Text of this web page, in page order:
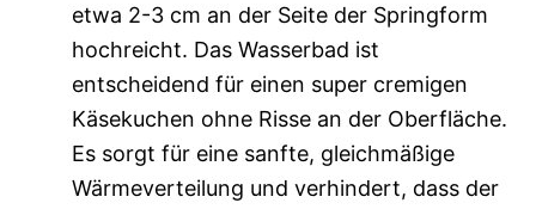
etwa 2-3 cm an der Seite der Springform
hochreicht. Das Wasserbad ist
entscheidend für einen super cremigen
Käsekuchen ohne Risse an der Oberfläche.
Es sorgt für eine sanfte, gleichmäßige
Wärmeverteilung und verhindert, dass der